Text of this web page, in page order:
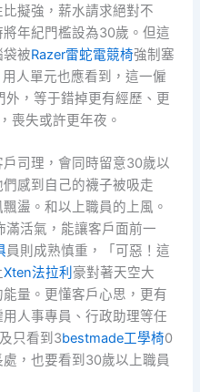
擬強，薪水請求絕對不
年紀門檻設為30歲。但這
被Razer雷蛇電競椅強制塞
人單元也應看到，這一僱
，等于錯掉更有經歷、更
喪失或許更年夜。
司理，會同時留意30歲以
感到自己的襪子被吸走
盪。和以上職員的上風。
活氣，能讓客戶面前一
員則成熟慎重，「可惡！這
Xten法拉利 豪對著天空大
量。更懂客戶心思，更有
人事專員、行政助理等任
及只看到3bestmade工學椅0
，也要看到30歲以上職員